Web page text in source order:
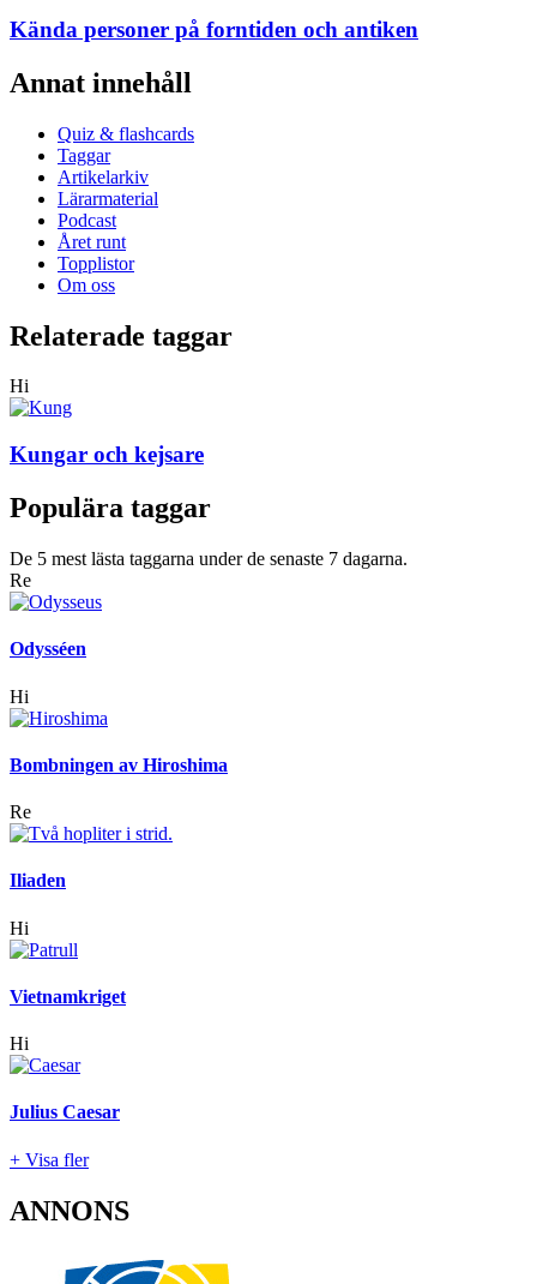
Kända personer på forntiden och antiken
Annat innehåll
Quiz & flashcards
Taggar
Artikelarkiv
Lärarmaterial
Podcast
Året runt
Topplistor
Om oss
Relaterade taggar
Hi
Kungar och kejsare
Populära taggar
De 5 mest lästa taggarna under de senaste 7 dagarna.
Re
Odysséen
Hi
Bombningen av Hiroshima
Re
Iliaden
Hi
Vietnamkriget
Hi
Julius Caesar
+ Visa fler
ANNONS